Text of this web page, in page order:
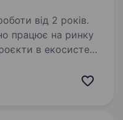
від 2 років.
працює на ринку
в екосистемі
процесів.